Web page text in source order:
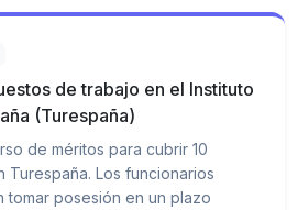
de trabajo en el Instituto
(Turespaña)
de méritos para cubrir 10
Turespaña. Los funcionarios
posesión en un plazo